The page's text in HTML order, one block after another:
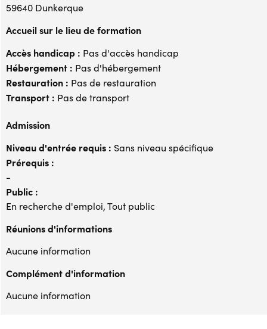
59640 Dunkerque
Accueil sur le lieu de formation
Accès handicap : Pas d'accès handicap
Hébergement : Pas d'hébergement
Restauration : Pas de restauration
Transport : Pas de transport
Admission
Niveau d'entrée requis : Sans niveau spécifique
Prérequis :
-
Public :
En recherche d'emploi, Tout public
Réunions d'informations
Aucune information
Complément d'information
Aucune information